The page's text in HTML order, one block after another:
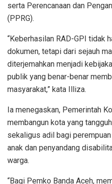
serta Perencanaan dan
(PPRG).
“Keberhasilan RAD-GPI tidak
dokumen, tetapi dari sejauh
diterjemahkan menjadi
publik yang benar-benar
masyarakat,” kata Illiza.
Ia menegaskan, Pemerintah
membangun kota yang
sekaligus adil bagi
anak dan penyandang
warga.
“Bagi Pemko Banda Aceh,